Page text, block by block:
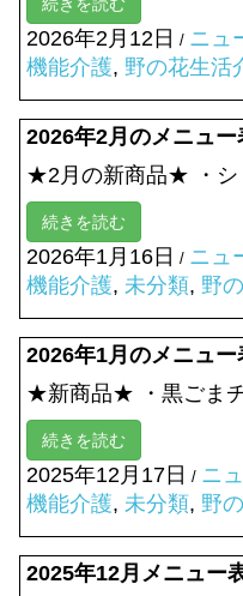
続きを読む
2026年2月12日 / ニュ
機能介護, 野の花生活
2026年2月のメニュー
★2月の新商品★ ・シ
続きを読む
2026年1月16日 / ニュ
機能介護, 未分類, 野
2026年1月のメニュー
★新商品★ ・黒ごま
続きを読む
2025年12月17日 / ニ
機能介護, 未分類, 野
2025年12月メニュー